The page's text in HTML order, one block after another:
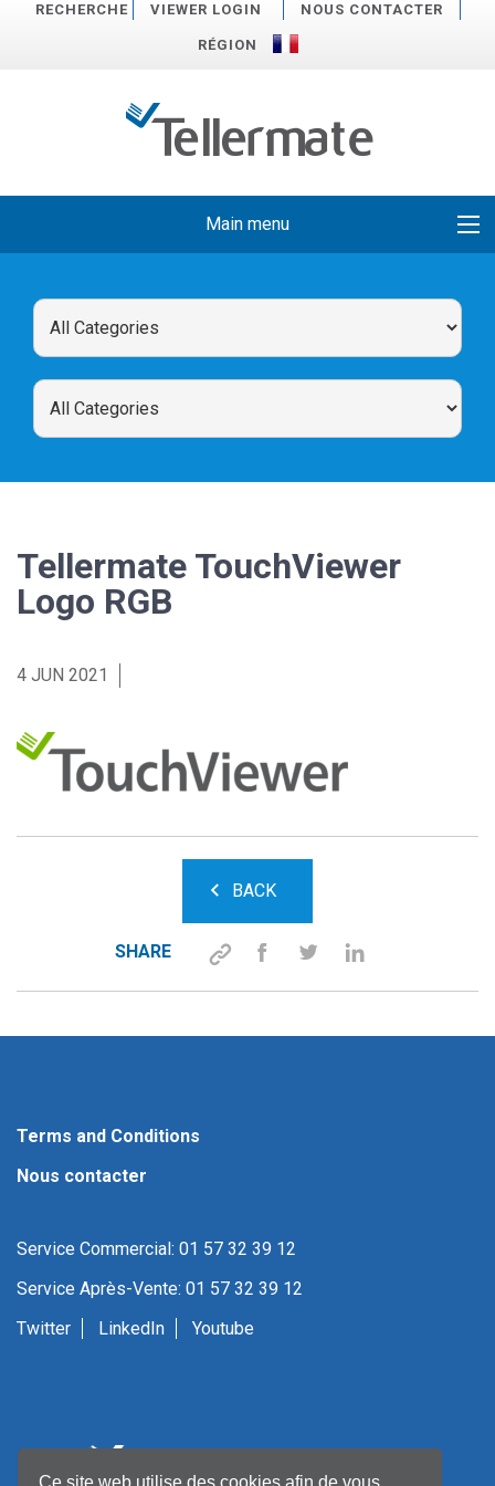
Ce site web utilise des cookies afin de vous
RECHERCHE VIEWER LOGIN NOUS CONTACTER
RÉGION
Main menu
Tellermate TouchViewer
Logo RGB
4 JUN 2021
BACK
SHARE
Terms and Conditions
Nous contacter
Service Commercial: 01 57 32 39 12
Service Après-Vente: 01 57 32 39 12
Twitter
LinkedIn Youtube